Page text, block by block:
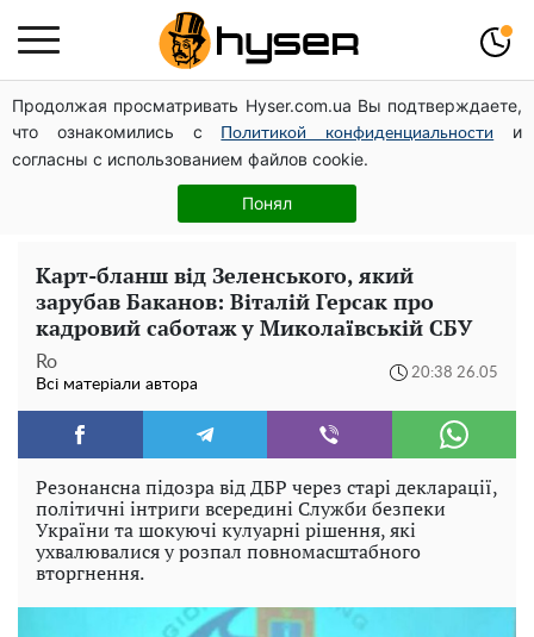
Продолжая просматривать Hyser.com.ua Вы подтверждаете,
что ознакомились с
Политикой конфиденциальности
и
согласны с использованием файлов cookie.
Понял
Чи може Поштова площа стати головною точкою
входу до історичного Києва
Дрони із націнкою: Олександр Конотопський вивів
мільйони оборонного бюджету через фіктивну фірму в
Карт-бланш від Зеленського, який
зарубав Баканов: Віталій Герсак про
кадровий саботаж у Миколаївській СБУ
Ro
Всі матеріали автора
20:38 26.05
Резонансна підозра від ДБР через старі декларації,
політичні інтриги всередині Служби безпеки
України та шокуючі кулуарні рішення, які
ухвалювалися у розпал повномасштабного
вторгнення.